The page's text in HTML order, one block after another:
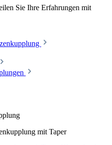
Sie Ihre Erfahrungen mit